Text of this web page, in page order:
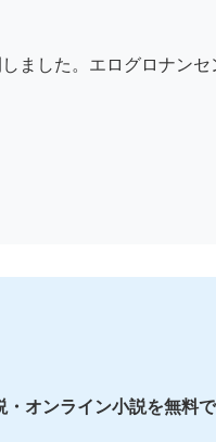
ました。エログロナン
オンライン小説を無料